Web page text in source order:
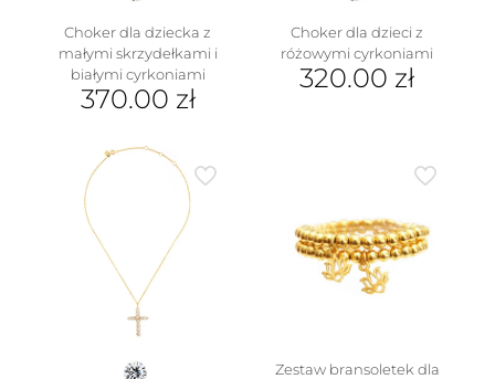
Choker dla dziecka z
małymi skrzydełkami i
białymi cyrkoniami
370.00 zł
Choker dla dzieci z
różowymi cyrkoniami
320.00 zł
Zestaw bransoletek dla